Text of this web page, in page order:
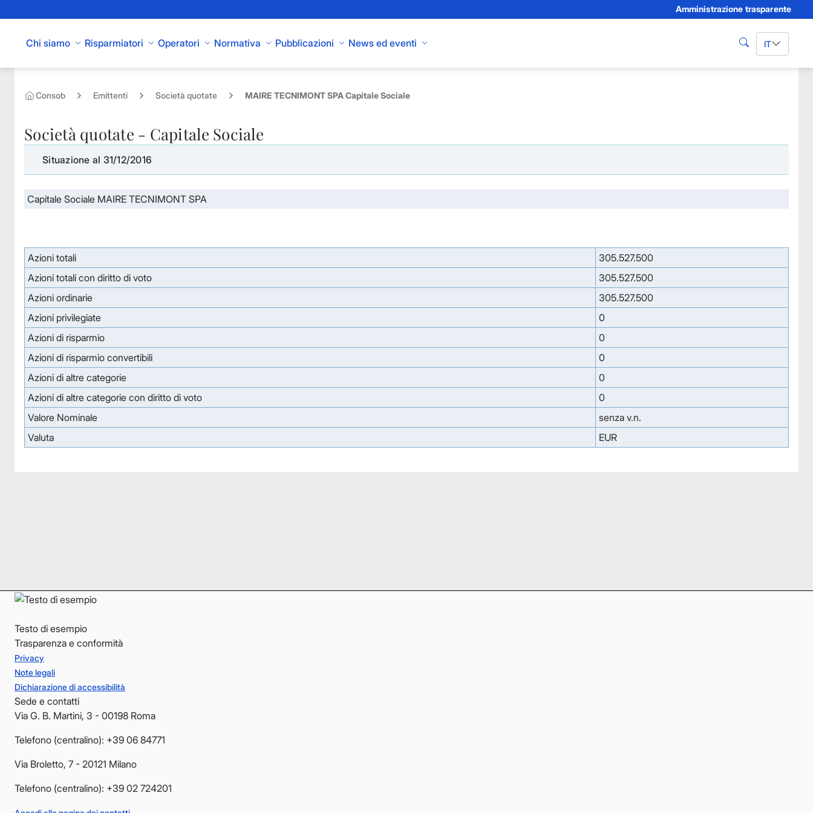
Amministrazione trasparente
Chi siamo Risparmiatori Operatori Normativa Pubblicazioni News ed eventi cerca IT
Consob Emittenti Società quotate MAIRE TECNIMONT SPA Capitale Sociale
Società quotate - Capitale Sociale
Situazione al 31/12/2016
Capitale Sociale MAIRE TECNIMONT SPA
Azioni totali
305.527.500
Azioni totali con diritto di voto
305.527.500
Azioni ordinarie
305.527.500
Azioni privilegiate
0
Azioni di risparmio
0
Azioni di risparmio convertibili
0
Azioni di altre categorie
0
Azioni di altre categorie con diritto di voto
0
Valore Nominale
senza v.n.
Valuta
EUR
Testo di esempio
Trasparenza e conformità
Privacy
Note legali
Dichiarazione di accessibilità
Sede e contatti
Via G. B. Martini, 3 - 00198 Roma
Telefono (centralino): +39 06 84771
Via Broletto, 7 - 20121 Milano
Telefono (centralino): +39 02 724201